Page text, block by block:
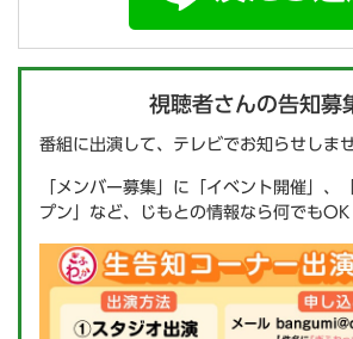
視聴者さんの告知募
番組に出演して、テレビでお知らせしま
「メンバー募集」に「イベント開催」、
プン」など、じもとの情報なら何でもOK